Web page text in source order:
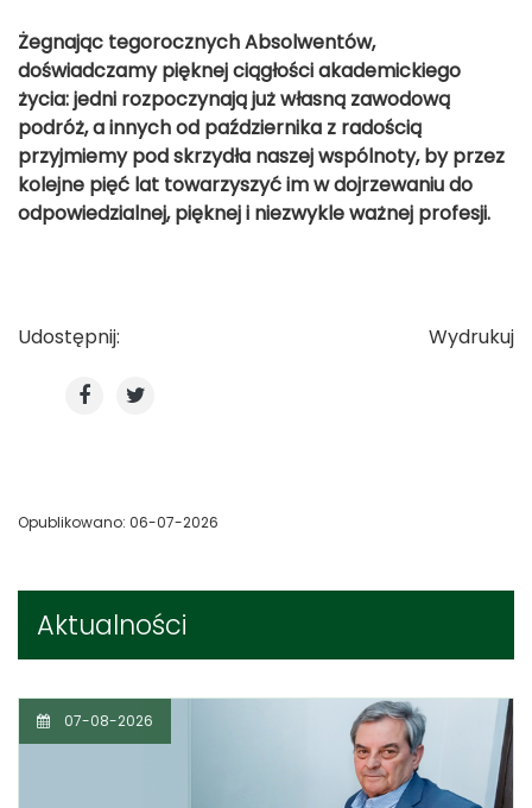
Aktualności
07-08-2026
Żegnając tegorocznych Absolwentów,
doświadczamy pięknej ciągłości akademickiego
życia: jedni rozpoczynają już własną zawodową
podróż, a innych od października z radością
przyjmiemy pod skrzydła naszej wspólnoty, by przez
kolejne pięć lat towarzyszyć im w dojrzewaniu do
odpowiedzialnej, pięknej i niezwykle ważnej profesji.
Udostępnij: Wydrukuj
Opublikowano: 06-07-2026